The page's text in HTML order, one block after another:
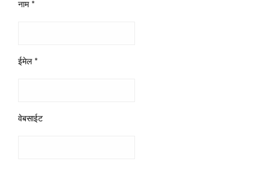
नाम *
ईमेल *
वेबसाईट